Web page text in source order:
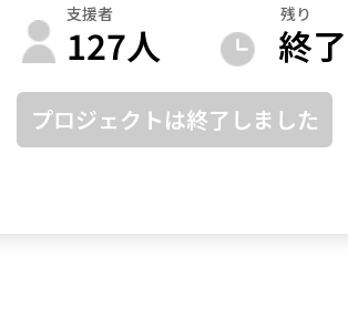
鹿児島 沖縄
支援者
127人
残り
終了
プロジェクトは終了しました